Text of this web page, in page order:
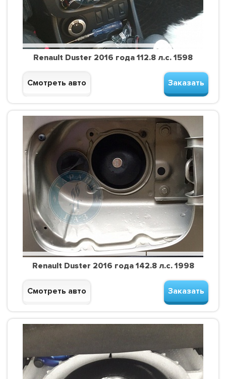
Renault Duster 2016 года 112.8 л.с. 1598
Смотреть авто Заказать
Renault Duster 2016 года 142.8 л.с. 1998
Смотреть авто Заказать